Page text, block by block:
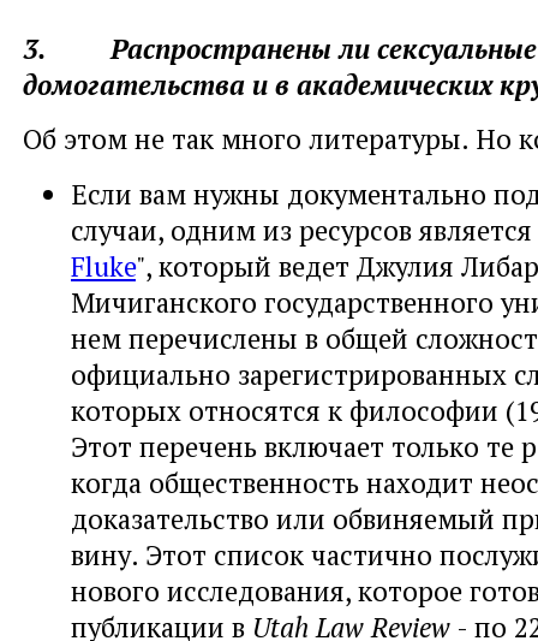
3. Распространены ли сексуальные
домогательства и в академических
Об этом не так много литературы. Но
Если вам нужны документально
случаи, одним из ресурсов
Fluke", который ведет Джулия
Мичиганского государственного
нем перечислены в общей
официально зарегистрированных
которых относятся к философии
Этот перечень включает только те
когда общественность находит
доказательство или обвиняемый
вину. Этот список частично
нового исследования, которое
публикации в Utah Law Review - по